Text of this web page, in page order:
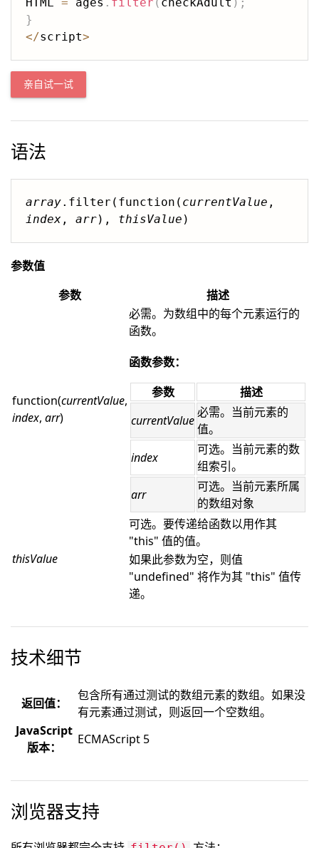
}
</script>
亲自试一试
语法
array.filter(function( currentValue
index , arr), thisValue )
参数值
参数
描述
function(currentValue,
index, arr)
必需。为数组中的每个元素运行的
函数。
函数参数：
参数
描述
currentValue
必需。当前元素的
值。
index
可选。当前元素的数
组索引。
arr
可选。当前元素所属
的数组对象
thisValue
可选。要传递给函数以用作其
"this" 值的值。
如果此参数为空，则值
"undefined" 将作为其 "this" 值传
递。
技术细节
返回值：
包含所有通过测试的数组元素的数组。如果没
有元素通过测试，则返回一个空数组。
JavaScript
版本：
ECMAScript 5
浏览器支持